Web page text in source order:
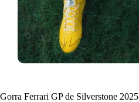
Gorra Ferrari GP de Silverstone 2025